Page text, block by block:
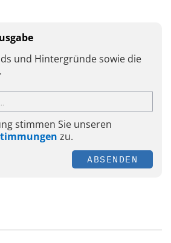
und Hintergründe sowie die
stimmen Sie unseren
zu.
ABSENDEN